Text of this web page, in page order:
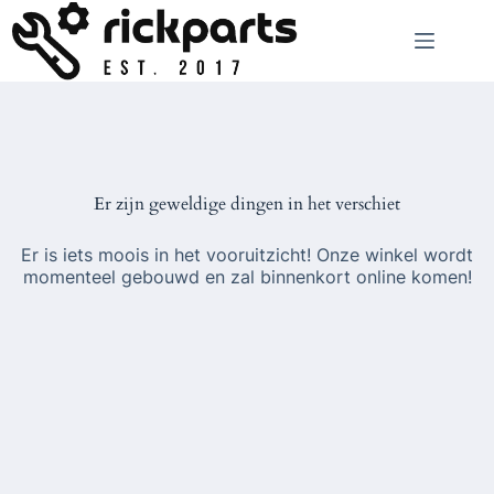
naar
de
inhoud
Er zijn geweldige dingen in het verschiet
Er is iets moois in het vooruitzicht! Onze winkel wordt
momenteel gebouwd en zal binnenkort online komen!